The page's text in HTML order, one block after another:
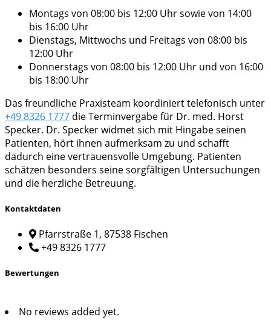
Montags von 08:00 bis 12:00 Uhr sowie von 14:00
bis 16:00 Uhr
Dienstags, Mittwochs und Freitags von 08:00 bis
12:00 Uhr
Donnerstags von 08:00 bis 12:00 Uhr und von 16:00
bis 18:00 Uhr
Das freundliche Praxisteam koordiniert telefonisch unter
+49 8326 1777 die Terminvergabe für Dr. med. Horst
Specker. Dr. Specker widmet sich mit Hingabe seinen
Patienten, hört ihnen aufmerksam zu und schafft
dadurch eine vertrauensvolle Umgebung. Patienten
schätzen besonders seine sorgfältigen Untersuchungen
und die herzliche Betreuung.
Kontaktdaten
Pfarrstraße 1, 87538 Fischen
+49 8326 1777
Bewertungen
No reviews added yet.